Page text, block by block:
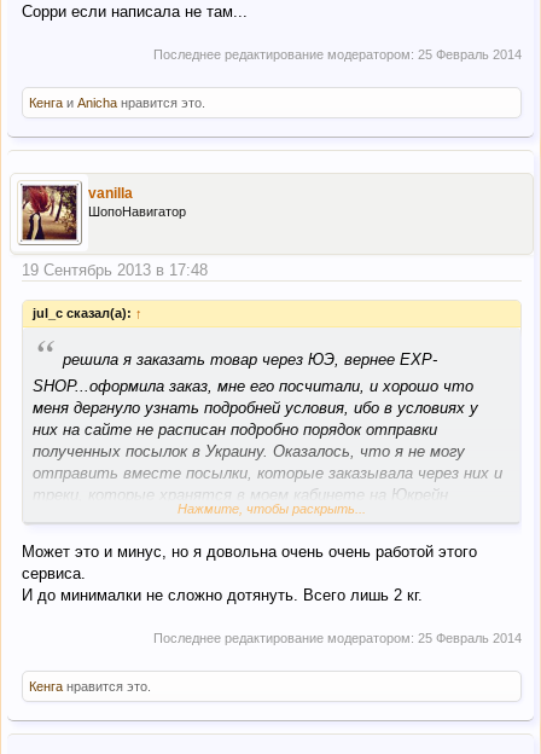
Сорри если написала не там...
Последнее редактирование модератором: 25 Февраль 2014
Кенга и Anicha нравится это.
vanilla
ШопоНавигатор
19 Сентябрь 2013 в 17:48
jul_c сказал(а): ↑
“ решила я заказать товар через ЮЭ, вернее EXP-
SHOP...оформила заказ, мне его посчитали, и хорошо что
меня дергнуло узнать подробней условия, ибо в условиях у
них на сайте не расписан подробно порядок отправки
полученных посылок в Украину. Оказалось, что я не могу
отправить вместе посылки, которые заказывала через них и
треки, которые хранятся в моем кабинете на Юкрейн
Экспресс..."мы не консолидируем посылки с ЮЭ" ответила
Ukraine Express комиссию 5%, а не 10%? и какой тогда резон
мне работать с этой компанией, если заказы, которые я
могу выкупить только с посредником, оформляются мной
дотягивать до минимального веса для отправки в Украину....
отправляют они то все равно через Юкрейн Экспресс.
мне кажется клиентам в таком случае легче пользоваться
услугой выкупа у другого форварда и спокойно себе
Нажмите, чтобы раскрыть...
Может это и минус, но я довольна очень очень работой этого
сервиса.
И до минималки не сложно дотянуть. Всего лишь 2 кг.
Последнее редактирование модератором: 25 Февраль 2014
Кенга нравится это.